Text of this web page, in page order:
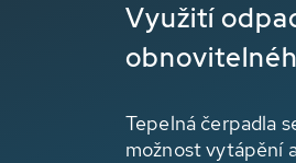
Využití
Tepelná čerpadla
možnost vytápění